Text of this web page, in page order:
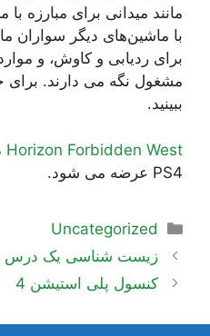
مانند میدانی برای مبارزه
با ماشین‌های دیگر سواران
برای ردیابی و کاوش، و موارد
مشغول نگه می دارند. برای
ببینید.
Horizon Forbidden West
PS4 عرضه می شود.
دسته‌ها
Uncategorized
ناوبری
نوشته‌ها
زیست شناسی یک درس
کنسول پلی استیشن 4